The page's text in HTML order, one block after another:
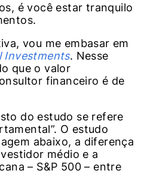
é você estar tranquilo
vou me embasar em
Investments. Nesse
que o valor
financeiro é de
do estudo se refere
O estudo
abaixo, a diferença
médio e a
– S&P 500 – entre